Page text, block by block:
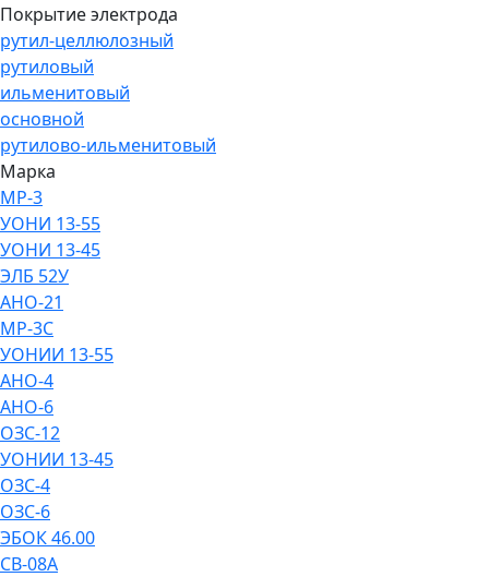
Покрытие электрода
рутил-целлюлозный
рутиловый
ильменитовый
основной
рутилово-ильменитовый
Марка
МР-3
УОНИ 13-55
УОНИ 13-45
ЭЛБ 52У
АНО-21
МР-3С
УОНИИ 13-55
АНО-4
АНО-6
ОЗС-12
УОНИИ 13-45
ОЗС-4
ОЗС-6
ЭБОК 46.00
СВ-08А